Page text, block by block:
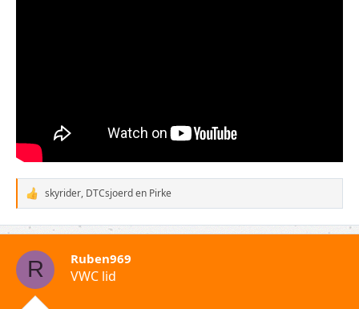
W
a
a
r
d
e
i
n
skyrider, DTCsjoerden Pirke
R Ruben969
VWC lid